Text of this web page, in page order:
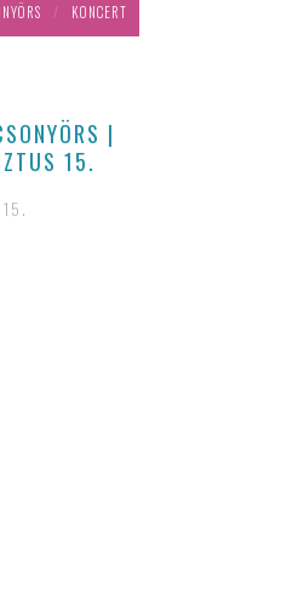
/ KONCERT
|
15.